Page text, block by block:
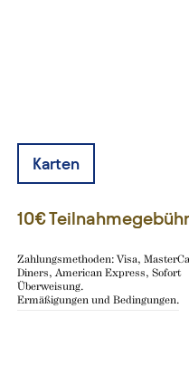
Karten
10€ Teilnahmegebühr
Zahlungsmethoden: Visa,
Diners, American Express, Sofort
Überweisung.
Ermäßigungen und Bedingungen.